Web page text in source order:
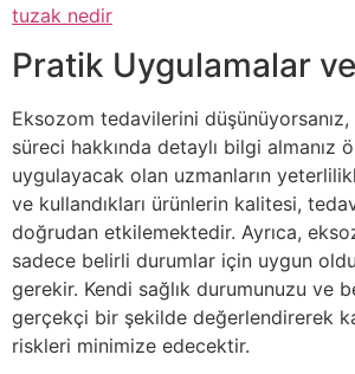
tuzak nedir
Pratik Uygulamalar
Eksozom tedavilerini
süreci hakkında detaylı bilgi almanız
uygulayacak olan uzmanların
ve kullandıkları ürünlerin kalitesi,
doğrudan etkilemektedir. Ayrıca,
sadece belirli durumlar için uygun
gerekir. Kendi sağlık durumunuzu ve
gerçekçi bir şekilde değerlendirerek
riskleri minimize edecektir.